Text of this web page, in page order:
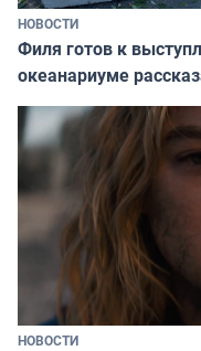
НОВОСТИ
Филя готов к
океанариуме
НОВОСТИ